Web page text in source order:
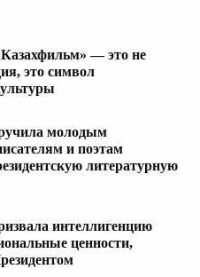
— это не
это символ
молодым
и поэтам
литературную
интеллигенцию
ценности,